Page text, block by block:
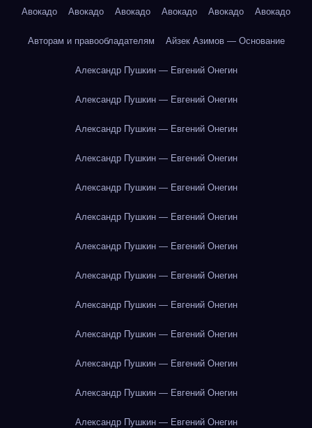
Авокадо Авокадо Авокадо Авокадо Авокадо Авокадо
Авторам и правообладателям Айзек Азимов — Основание
Александр Пушкин — Евгений Онегин
Александр Пушкин — Евгений Онегин
Александр Пушкин — Евгений Онегин
Александр Пушкин — Евгений Онегин
Александр Пушкин — Евгений Онегин
Александр Пушкин — Евгений Онегин
Александр Пушкин — Евгений Онегин
Александр Пушкин — Евгений Онегин
Александр Пушкин — Евгений Онегин
Александр Пушкин — Евгений Онегин
Александр Пушкин — Евгений Онегин
Александр Пушкин — Евгений Онегин
Александр Пушкин — Евгений Онегин